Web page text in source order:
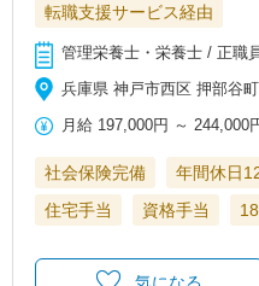
転職支援サービス経由
管理栄養士・栄養士 / 正職
兵庫県 神戸市西区 押部谷
月給 197,000円 ～ 244,000
社会保険完備 年間休日
住宅手当
資格手当
気になる